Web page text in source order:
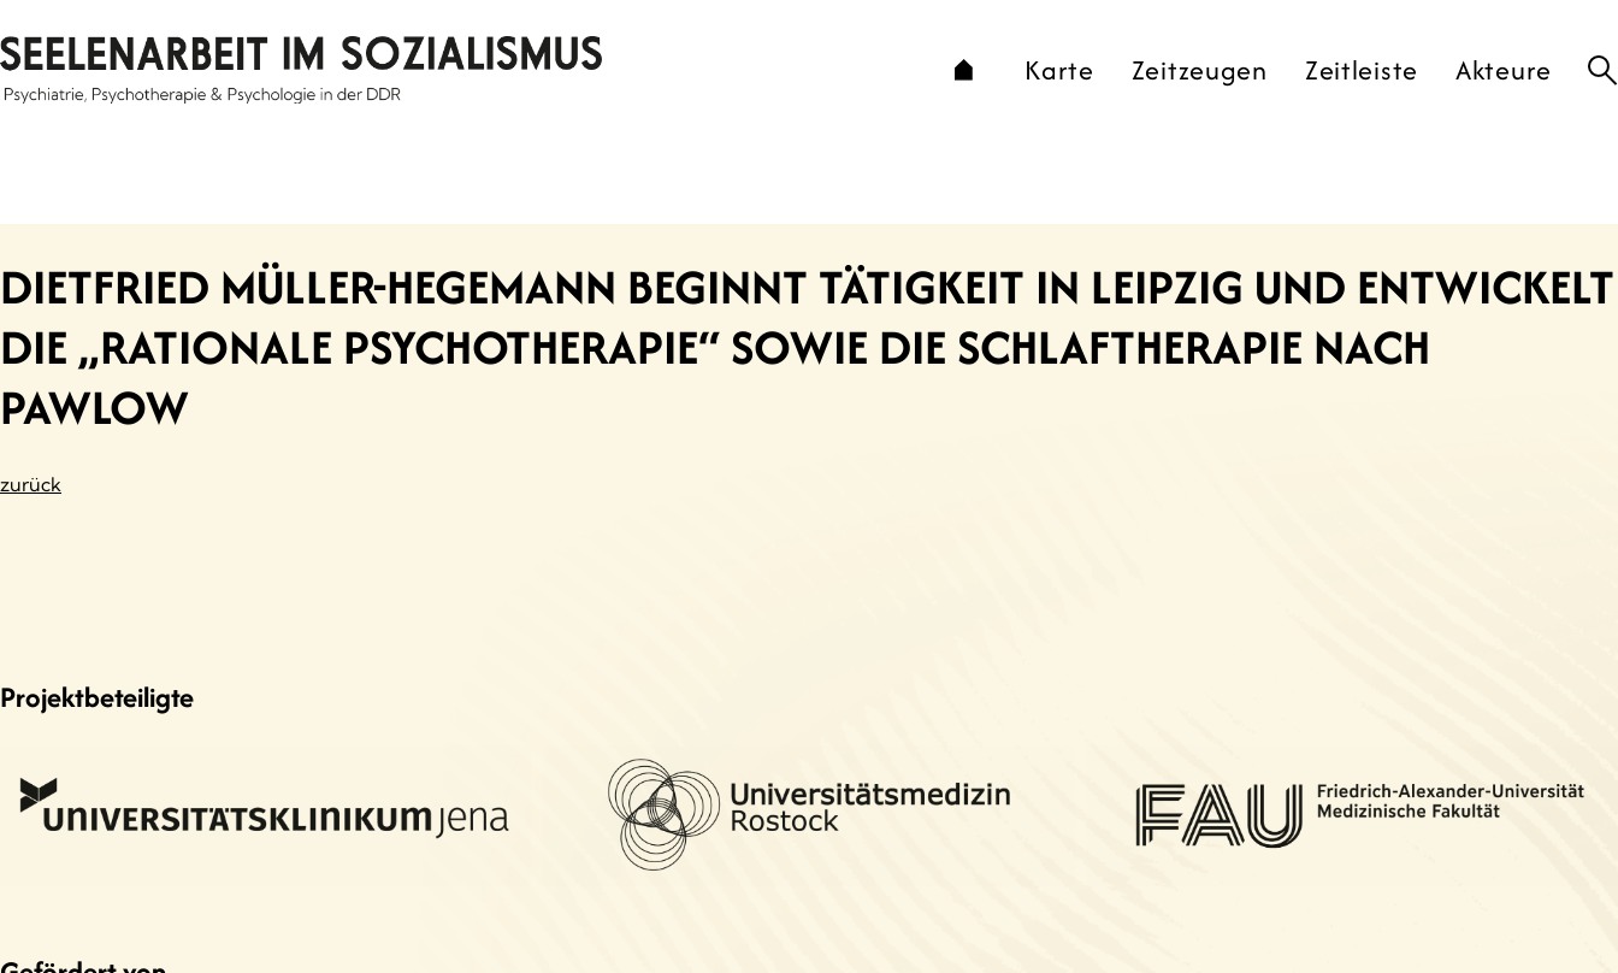
to
content
Karte Zeitzeugen Zeitleiste Akteure
DIETFRIED MÜLLER-HEGEMANN BEGINNT TÄTIGKEIT IN LEIPZIG UND ENTWICKELT
DIE „RATIONALE PSYCHOTHERAPIE“ SOWIE DIE SCHLAFTHERAPIE NACH
PAWLOW
zurück
Projektbeteiligte